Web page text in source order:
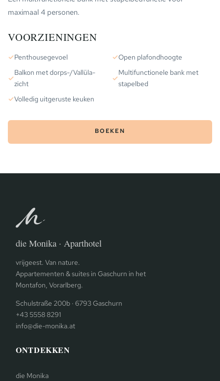
maximaal 4 personen.
VOORZIENINGEN
✓Penthousegevoel ✓Open plafondhoogte
✓
Balkon met dorps-/Vallüla-
zicht
✓
Multifunctionele bank met
stapelbed
✓Volledig uitgeruste keuken
BOEKEN
die Monika · Aparthotel
vrijgeest. Van nature.
Appartementen & suites in Gaschurn in het
Montafon, Vorarlberg.
Schulstraße 200b · 6793 Gaschurn
+43 5558 8291
info@die-monika.at
ONTDEKKEN
die Monika